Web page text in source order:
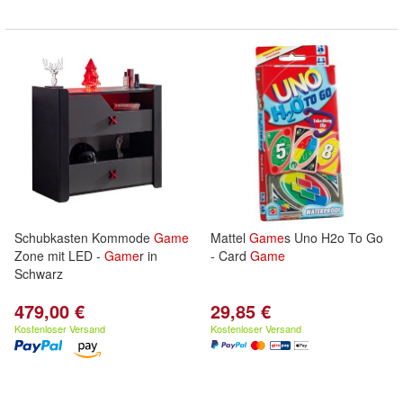
Schubkasten Kommode Game
Zone mit LED - Gamer in
Schwarz
479,00 €
Kostenloser Versand
Mattel Games Uno H2o To Go
- Card Game
29,85 €
Kostenloser Versand